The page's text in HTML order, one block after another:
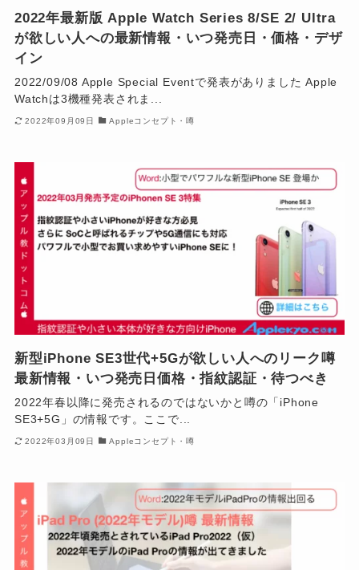
2022年最新版 Apple Watch Series 8/SE 2/ Ultra
が欲しい人への最新情報・いつ発売日・価格・デザ
イン
2022/09/08 Apple Special Eventで発表がありました Apple
Watchは3機種発表されま...
2022年09月09日 Appleコンセプト・噂
新型iPhone SE3世代+5Gが欲しい人へのリーク噂
最新情報・いつ発売日価格・指紋認証・待つべき
2022年春以降に発売されるのではないかと噂の「iPhone
SE3+5G」の情報です。ここで...
2022年03月09日 Appleコンセプト・噂